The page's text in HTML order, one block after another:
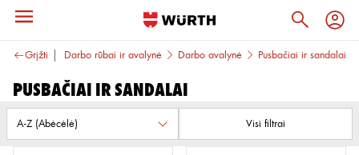
Grįžti
SAUGA Darbo rūbai ir avalynė Darbo avalynė Pusbačiai ir sandalai
Pusbačiai ir sandalai
Visi filtrai